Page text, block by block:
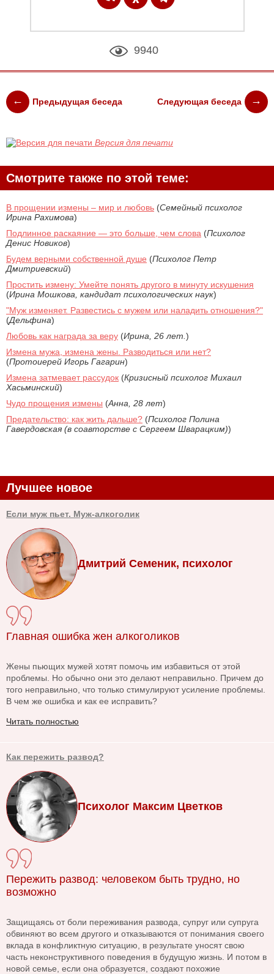
9940
Предыдущая беседа Следующая беседа
Версия для печати
Смотрите также по этой теме:
В прощении измены – мир и любовь (Семейный психолог
Ирина Рахимова)
Подлинное раскаяние — это больше, чем слова (Психолог
Денис Новиков)
Будем верными собственной душе (Психолог Петр
Дмитриевский)
Простить измену: Умейте понять другого в минуту искушения
(Ирина Мошкова, кандидат психологических наук)
"Муж изменяет. Развестись с мужем или наладить отношения?"
(Дельфина)
Любовь как награда за веру (Ирина, 26 лет. )
Измена мужа, измена жены. Разводиться или нет?
(Протоиерей Игорь Гагарин)
Измена затмевает рассудок (Кризисный психолог Михаил
Хасьминский)
Чудо прощения измены (Анна, 28 лет)
Предательство: как жить дальше? (Психолог Полина
Гавердовская (в соавторстве с Сергеем Шварацким))
Лучшее новое
Если муж пьет. Муж-алкоголик
Дмитрий Семеник, психолог
Главная ошибка жен алкоголиков
Жены пьющих мужей хотят помочь им избавиться от этой
проблемы. Но обычно они это делают неправильно. Причем до
того неправильно, что только стимулируют усиление проблемы.
В чем же ошибка и как ее исправить?
Читать полностью
Как пережить развод?
Психолог Максим Цветков
Пережить развод: человеком быть трудно, но
возможно
Защищаясь от боли переживания развода, супруг или супруга
обвиняют во всем другого и отказываются от понимания своего
вклада в конфликтную ситуацию, в результате уносят свою
часть неконструктивного поведения в будущую жизнь. И потом в
новой семье, если она образуется, создают похожие